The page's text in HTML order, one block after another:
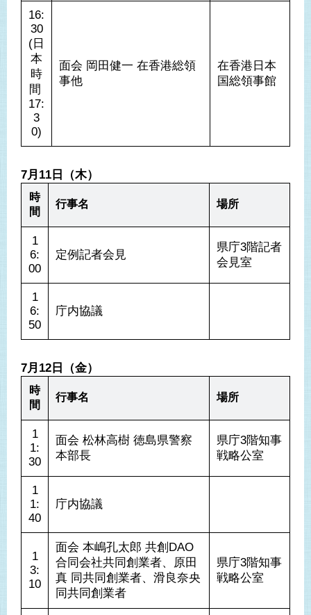
16:
30
(日
本
時
間
17:
3
0)
面会 岡田健一 在香港総領
事他
在香港日本
国総領事館
7月11日（木）
時
間
行事名 場所
1
6:
00
定例記者会見
県庁3階記者
会見室
1
6:
50
庁内協議
7月12日（金）
時
間
行事名 場所
1
1:
30
面会 松林高樹 徳島県警察
本部長
県庁3階知事
戦略公室
1
1:
40
庁内協議
1
3:
10
面会 本嶋孔太郎 共創DAO
合同会社共同創業者、原田
真 同共同創業者、滑良奈央
同共同創業者
県庁3階知事
戦略公室